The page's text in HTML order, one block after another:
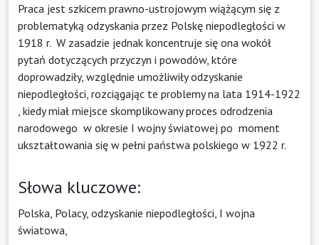
Praca jest szkicem prawno-ustrojowym wiążącym się z
problematyką odzyskania przez Polskę niepodległości w
1918 r. W zasadzie jednak koncentruje się ona wokół
pytań dotyczących przyczyn i powodów, które
doprowadziły, względnie umożliwiły odzyskanie
niepodległości, rozciągając te problemy na lata 1914-1922
, kiedy miał miejsce skomplikowany proces odrodzenia
narodowego w okresie I wojny światowej po moment
ukształtowania się w pełni państwa polskiego w 1922 r.
Słowa kluczowe:
Polska, Polacy, odzyskanie niepodległości, I wojna
światowa,